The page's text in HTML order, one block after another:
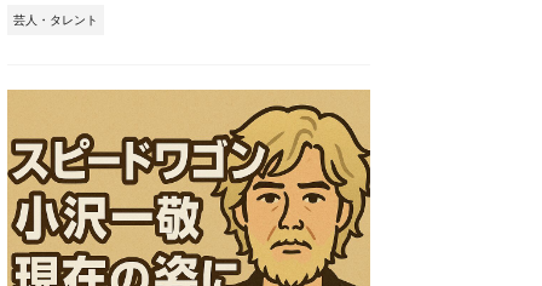
芸人・タレント